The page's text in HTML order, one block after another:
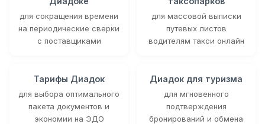
для сокращения времени
на периодические сверки
с поставщиками
для массовой выписки
путевых листов
водителям такси онлайн
Тарифы Диадок
для выбора оптимального
пакета документов и
экономии на ЭДО
Диадок для туризма
для мгновенного
подтверждения
бронирований и обмена